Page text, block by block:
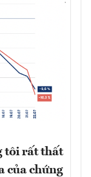
tôi rất thất
của chứng